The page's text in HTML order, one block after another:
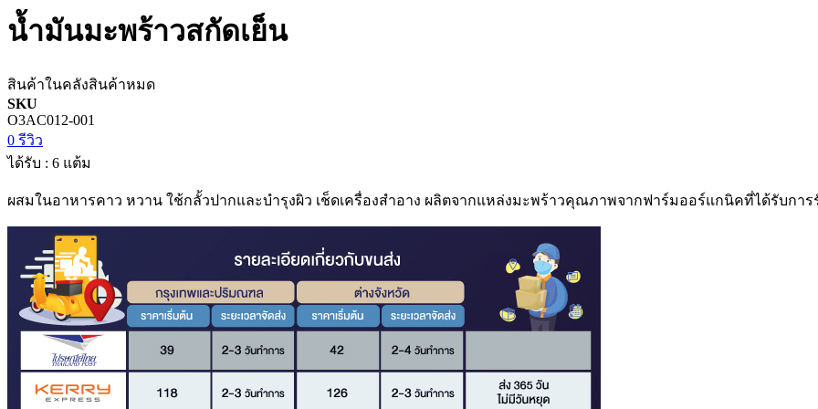
น้ำมันมะพร้าวสกัดเย็น
สินค้าในคลังสินค้าหมด
SKU
O3AC012-001
0 รีวิว
ได้รับ : 6 แต้ม
ผสมในอาหารคาว หวาน ใช้กลั้วปากและบำรุงผิว เช็ดเครื่องสำอาง ผลิตจากแหล่งมะพร้าวคุณภาพจากฟาร์มออร์แกนิคที่ได้รับกา